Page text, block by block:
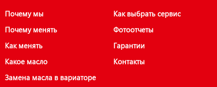
Почему мы
Почему менять
Как менять
Какое масло
Замена масла в вариаторе
Как выбрать сервис
Фотоотчеты
Гарантии
Контакты